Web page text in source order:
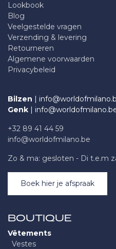
Lookbook
Blog
Veelgestelde vragen
Verzending & levering
Retourneren
Algemene voorwaarden
Privacybeleid
Bilzen |
Genk |
+32 89 41 44 59
info@worldofmilano.be
Zo & ma: gesloten - Di t.e.m
Boek hier je afspraak
BOUTIQUE
Vêtements
Vestes